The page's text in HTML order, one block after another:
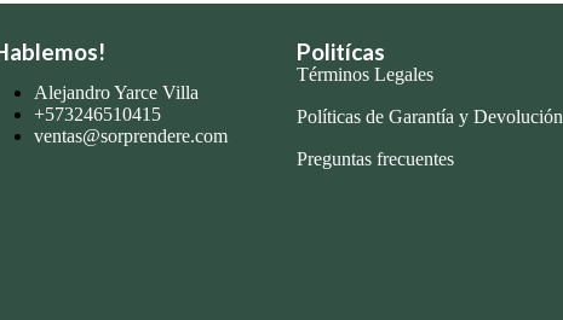
Alejandro Yarce Villa
+573246510415
ventas@sorprendere.com
Politícas
Términos Legales
Políticas de Garantía y Devolución
Preguntas frecuentes